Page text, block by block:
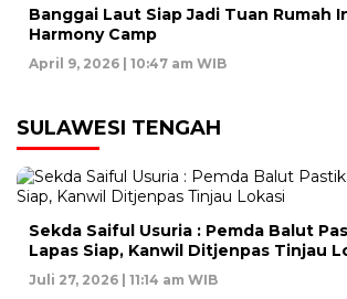
Banggai Laut Siap Jadi Tuan Rumah
Harmony Camp
April 9, 2026 | 10:47 am WIB
SULAWESI TENGAH
Sekda Saiful Usuria : Pemda Balut
Lapas Siap, Kanwil Ditjenpas Tinjau
Juli 27, 2026 | 11:14 am WIB